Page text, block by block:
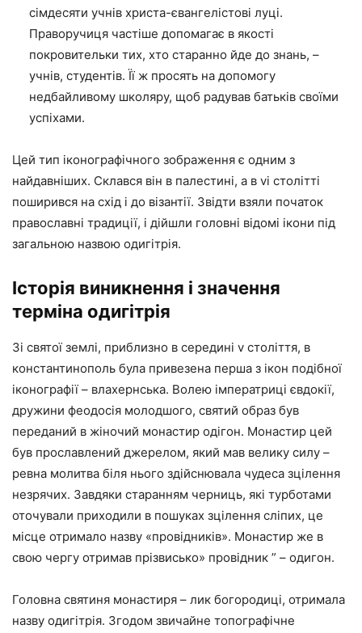
сімдесяти учнів христа-євангелістові луці.
Праворучиця частіше допомагає в якості
покровительки тих, хто старанно йде до знань, –
учнів, студентів. Її ж просять на допомогу
недбайливому школяру, щоб радував батьків своїми
успіхами.
Цей тип іконографічного зображення є одним з
найдавніших. Склався він в палестині, а в vi столітті
поширився на схід і до візантії. Звідти взяли початок
православні традиції, і дійшли головні відомі ікони під
загальною назвою одигітрія.
Історія виникнення і значення
терміна одигітрія
Зі святої землі, приблизно в середині v століття, в
константинополь була привезена перша з ікон подібної
іконографії – влахернська. Волею імператриці євдокії,
дружини феодосія молодшого, святий образ був
переданий в жіночий монастир одігон. Монастир цей
був прославлений джерелом, який мав велику силу –
ревна молитва біля нього здійснювала чудеса зцілення
незрячих. Завдяки старанням черниць, які турботами
оточували приходили в пошуках зцілення сліпих, це
місце отримало назву «провідників». Монастир же в
свою чергу отримав прізвисько» провідник ” – одигон.
Головна святиня монастиря – лик богородиці, отримала
назву одигітрія. Згодом звичайне топографічне